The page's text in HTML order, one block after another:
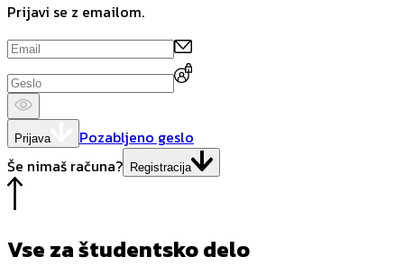
Prijavi se z emailom.
Prijava
Pozabljeno geslo
Še nimaš računa? Registracija
Vse za študentsko delo